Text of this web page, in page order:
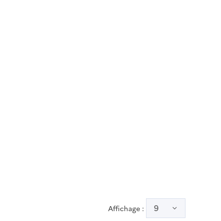
Affichage : 9